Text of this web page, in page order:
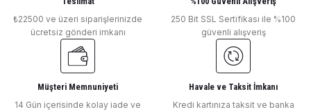
₺ 391.342
DLab Rotary Evaporatör 200 rpm 180 °C RE100-S
₺22500 ve üzeri siparişlerinizde
ücretsiz gönderi imkanı
250 Bit SSL Sertifikası ile %100
güvenli alışveriş
Müşteri Memnuniyeti
14 Gün içerisinde kolay iade ve
Havale ve Taksit İmkanı
Kredi kartınıza taksit ve banka